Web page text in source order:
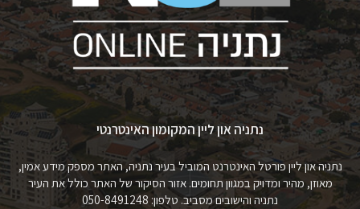
נתניה און ליין המקומון האינטרנטי
נתניה און ליין פורטל האינטרנט המוביל בעיר נתניה, האתר מספק מידע אמין,
מאוזן, מהיר ומדויק במגוון תחומים. אזור הסיקור של האתר כולל את העיר
נתניה והישובים מסביב. טלפון: 050-8491248